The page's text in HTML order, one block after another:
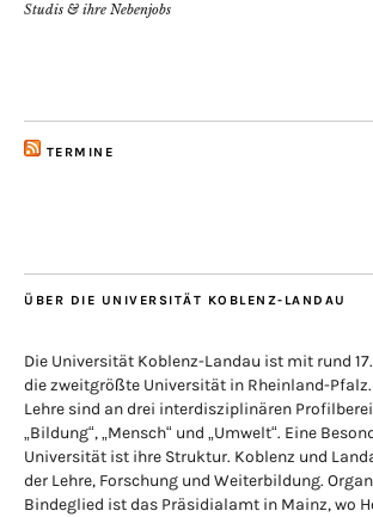
Studis & ihre Nebenjobs
TERMINE
ÜBER DIE UNIVERSITÄT KOBLENZ-LANDAU
Die Universität Koblenz-Landau ist mit rund
die zweitgrößte Universität in Rheinland-
Lehre sind an drei interdisziplinären
„Bildung“, „Mensch“ und „Umwelt“. Eine
Universität ist ihre Struktur. Koblenz und
der Lehre, Forschung und Weiterbildung.
Bindeglied ist das Präsidialamt in Mainz, wo